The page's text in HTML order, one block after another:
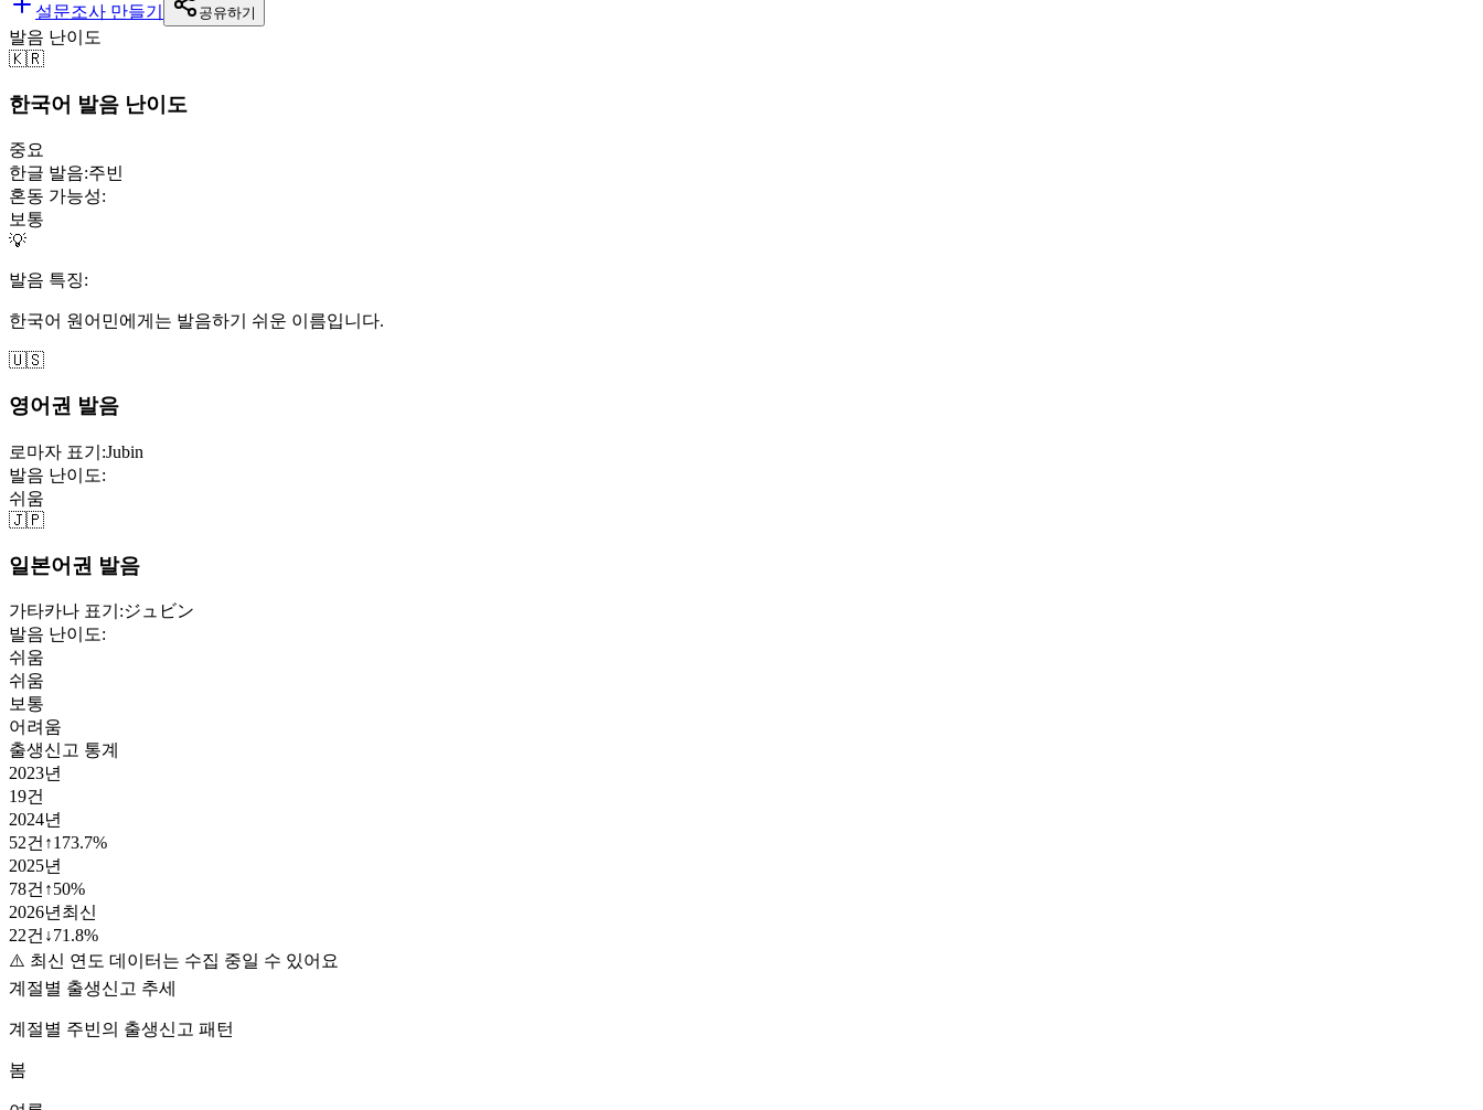
설문조사 만들기
공유하기
발음 난이도
🇰🇷
한국어 발음 난이도
중요
한글 발음:주빈
혼동 가능성:
보통
💡
발음 특징:
한국어 원어민에게는 발음하기 쉬운 이름입니다.
🇺🇸
영어권 발음
로마자 표기:Jubin
발음 난이도:
쉬움
🇯🇵
일본어권 발음
가타카나 표기:ジュビン
발음 난이도:
쉬움
쉬움
보통
어려움
출생신고 통계
2023년
19건
2024년
52건 ↑173.7%
2025년
78건 ↑50%
2026년 최신
22건 ↓71.8%
⚠️ 최신 연도 데이터는 수집 중일 수 있어요
계절별 출생신고 추세
계절별 주빈의 출생신고 패턴
봄